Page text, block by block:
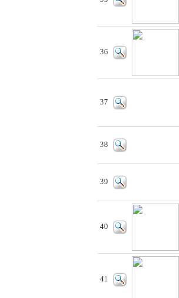
36
37
38
39
40
41